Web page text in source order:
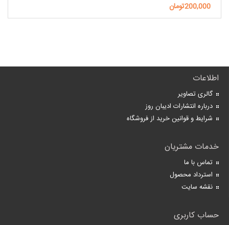
200,000تومان
اطلاعات
گالری تصاویر
درباره انتشارات ادیبان روز
شرایط و قوانین خرید از فروشگاه
خدمات مشتریان
تماس با ما
استرداد محصول
نقشه سایت
حساب کاربری